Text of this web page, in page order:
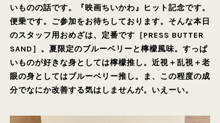
いものの話です。『映画ちいかわ』ヒット記念です。
便乗です。ご参加をお待ちしております。そんな本日
のスタッフ用おめざは、定番です［PRESS BUTTER
SAND］。夏限定のブルーベリーと檸檬風味。すっぱ
いものが好きな身としては檸檬推し。近視＋乱視＋老
眼の身としてはブルーベリー推し。ま、この程度の成
分でなにか改善する気はしませんが。いえーい。